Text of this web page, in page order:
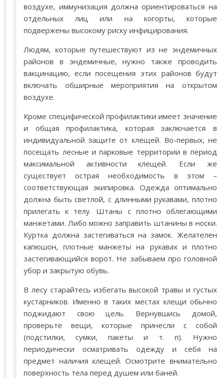
воздухе, иммунизация должна ориентироваться на
отдельных лиц или на когорты, которые
подвержены высокому риску инфицирования.
Людям, которые путешествуют из не эндемичных
районов в эндемичные, нужно также проводить
вакцинацию, если посещения этих районов будут
включать обширные мероприятия на открытом
воздухе.
Кроме специфической профилактики имеет значение
и общая профилактика, которая заключается в
индивидуальной защите от клещей. Во-первых, не
посещать лесные и парковые территории в период
максимальной активности клещей. Если же
существует острая необходимость в этом –
соответствующая экипировка. Одежда оптимально
должна быть светлой, с длинными рукавами, плотно
прилегать к телу. Штаны с плотно облегающими
манжетами. Либо можно заправить штанины в носки.
Куртка должна застегиваться на замок. Желателен
капюшон, плотные манжеты на рукавах и плотно
застегивающийся ворот. Не забываем про головной
убор и закрытую обувь.
В лесу старайтесь избегать высокой травы и густых
кустарников. Именно в таких местах клещи обычно
поджидают свою цель. Вернувшись домой,
проверьте вещи, которые принесли с собой
(подстилки, сумки, пакеты и т. п). Нужно
периодически осматривать одежду и себя на
предмет наличия клещей. Осмотрите внимательно
поверхность тела перед душем или баней.